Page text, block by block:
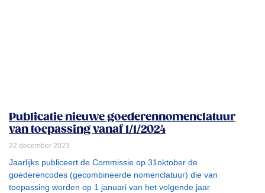
Publicatie nieuwe goederennomenclatuur
van toepassing vanaf 1/1/2024
22 december 2023
Jaarlijks publiceert de Commissie op 31oktober de
goederencodes (gecombineerde nomenclatuur) die van
toepassing worden op 1 januari van het volgende jaar